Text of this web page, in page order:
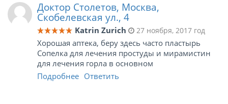
Доктор Столетов, Москва,
Скобелевская ул., 4
Katrin Zurich 27 ноября, 2017 год
Хорошая аптека, беру здесь часто пластырь
Сопелка для лечения простуды и мирамистин
для лечения горла в основном
Подробнее Ответить